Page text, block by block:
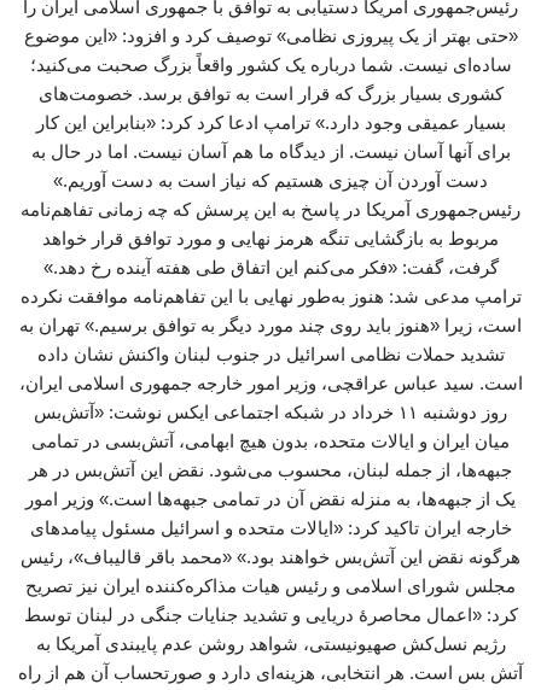
رئیس‌جمهوری آمریکا دستیابی به توافق با جمهوری اسلامی ایران را
«حتی بهتر از یک پیروزی نظامی» توصیف کرد و افزود: «این موضوع
ساده‌ای نیست. شما درباره یک کشور واقعاً بزرگ صحبت می‌کنید؛
کشوری بسیار بزرگ که قرار است به توافق برسد. خصومت‌های
بسیار عمیقی وجود دارد.» ترامپ ادعا کرد کرد: «بنابراین این کار
برای آنها آسان نیست. از دیدگاه ما هم آسان نیست. اما در حال به
دست آوردن آن چیزی هستیم که نیاز است به دست آوریم.»
رئیس‌جمهوری آمریکا در پاسخ به این پرسش که چه زمانی تفاهم‌نامه
مربوط به بازگشایی تنگه هرمز نهایی و مورد توافق قرار خواهد
گرفت، گفت: «فکر می‌کنم این اتفاق طی هفته آینده رخ دهد.»
ترامپ مدعی شد: هنوز به‌طور نهایی با این تفاهم‌نامه موافقت نکرده
است، زیرا «هنوز باید روی چند مورد دیگر به توافق برسیم.» تهران به
تشدید حملات نظامی اسرائیل در جنوب لبنان واکنش نشان داده‌
است. سید عباس عراقچی، وزیر امور خارجه جمهوری اسلامی ایران،
روز دوشنبه ۱۱ خرداد در شبکه اجتماعی ایکس نوشت: «آتش‌بس
میان ایران و ایالات متحده، بدون هیچ ابهامی، آتش‌بسی در تمامی
جبهه‌ها، از جمله لبنان، محسوب می‌شود. نقض این آتش‌بس در هر
یک از جبهه‌ها، به منزله نقض آن در تمامی جبهه‌ها است.» وزیر امور
خارجه ایران تاکید کرد: «ایالات متحده و اسرائیل مسئول پیامدهای
هرگونه نقض این آتش‌بس خواهند بود.» «محمد باقر قالیباف»، رئیس
مجلس شورای اسلامی و رئیس هیات مذاکره‌کننده ایران نیز تصریح
کرد: «اعمال محاصرهٔ دریایی و تشدید جنایات جنگی در لبنان توسط
رژیم نسل‌کش صهیونیستی، شواهد روشن عدم پایبندی آمریکا به
آتش بس است. هر انتخابی، هزینه‌ای دارد و صورتحساب آن هم از راه